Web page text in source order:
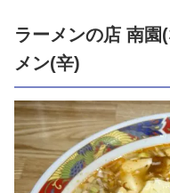
ラーメンの店 南園
メン(辛)